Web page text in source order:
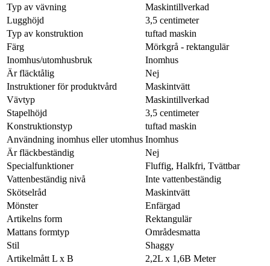
Typ av vävning
Maskintillverkad
Lugghöjd
3,5 centimeter
Typ av konstruktion
tuftad maskin
Färg
Mörkgrå - rektangulär
Inomhus/utomhusbruk
Inomhus
Är fläcktålig
Nej
Instruktioner för produktvård
Maskintvätt
Vävtyp
Maskintillverkad
Stapelhöjd
3,5 centimeter
Konstruktionstyp
tuftad maskin
Användning inomhus eller utomhus Inomhus
Är fläckbeständig
Nej
Specialfunktioner
Fluffig, Halkfri, Tvättbar
Vattenbeständig nivå
Inte vattenbeständig
Skötselråd
Maskintvätt
Mönster
Enfärgad
Artikelns form
Rektangulär
Mattans formtyp
Områdesmatta
Stil
Shaggy
Artikelmått L x B
2,2L x 1,6B Meter